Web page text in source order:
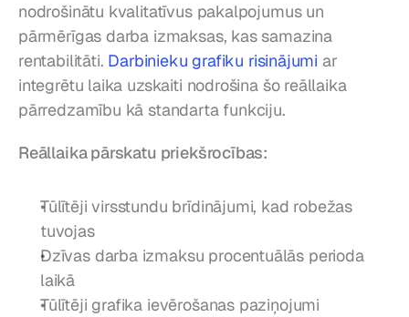
nodrošinātu kvalitatīvus pakalpojumus un
pārmērīgas darba izmaksas, kas samazina
rentabilitāti. Darbinieku grafiku risinājumi ar
integrētu laika uzskaiti nodrošina šo reāllaika
pārredzamību kā standarta funkciju.
Reāllaika pārskatu priekšrocības:
Tūlītēji virsstundu brīdinājumi, kad robežas
tuvojas
Dzīvas darba izmaksu procentuālās perioda
laikā
Tūlītēji grafika ievērošanas paziņojumi